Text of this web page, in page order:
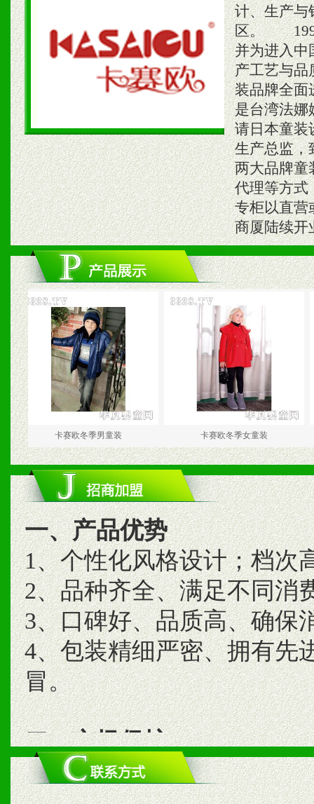
计、生产与
区。 1998
并为进入中
产工艺与品
装品牌全
是台湾法娜
请日本童装
生产总监，
两大品牌童
代理等方式
专柜以直营
商厦陆续开
卡赛欧冬季男童装 卡赛欧冬季女童装
一、产品优势
1、个性化风格设计；档次
2、品种齐全、满足不同消
3、口碑好、品质高、确保
4、包装精细严密、拥有先
冒。
二、市场保护
1、统一市场价格；建立全